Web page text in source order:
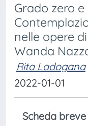
Grado zero e
nelle opere
Wanda
Rita Ladogana
2022-01-01
Scheda breve